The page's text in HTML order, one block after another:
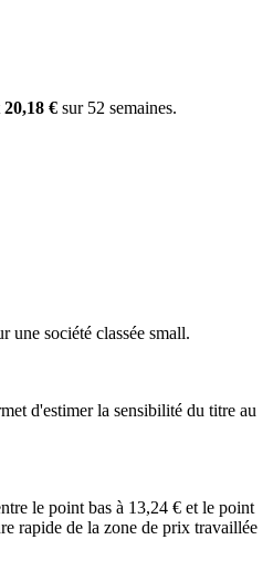
20,18 € sur 52 semaines.
une société classée small.
d'estimer la sensibilité du titre au
le point bas à 13,24 € et le point
rapide de la zone de prix travaillée